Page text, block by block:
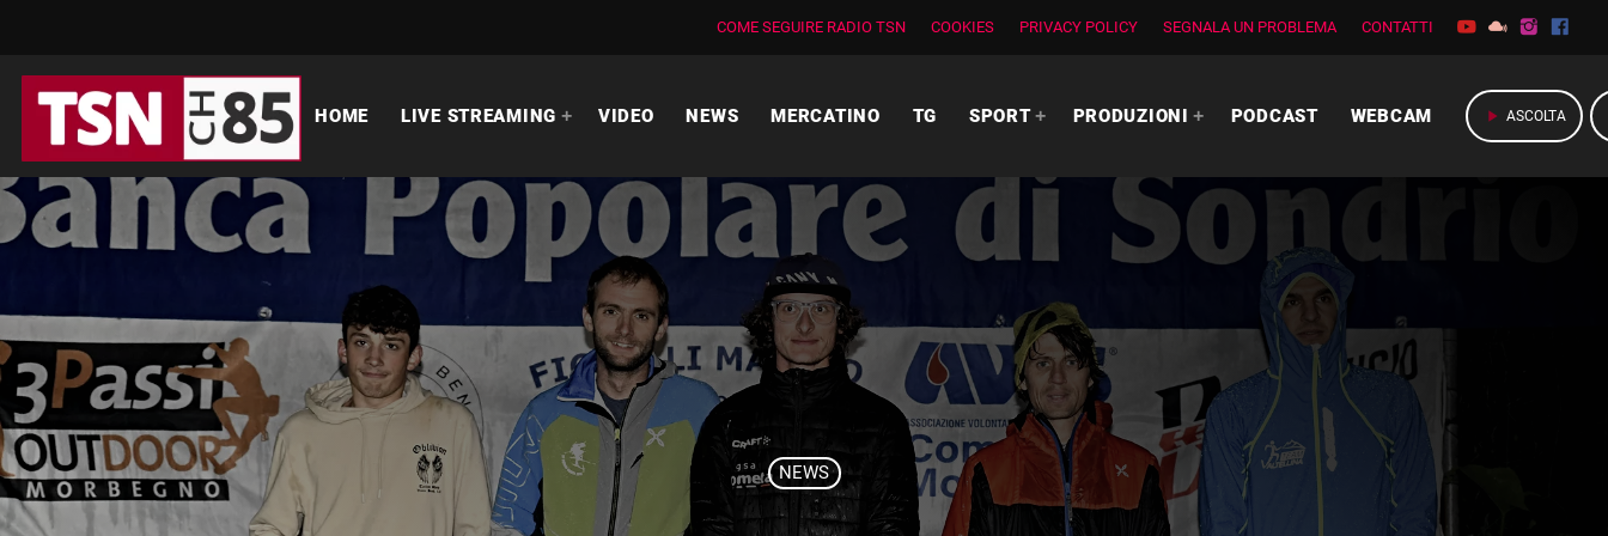
COME SEGUIRE RADIO TSN COOKIES PRIVACY POLICY SEGNALA UN PROBLEMA CONTATTI
HOME LIVE STREAMING VIDEO NEWS MERCATINO TG SPORT PRODUZIONI PODCAST WEBCAM play_arrow ASCOLTA
NEWS